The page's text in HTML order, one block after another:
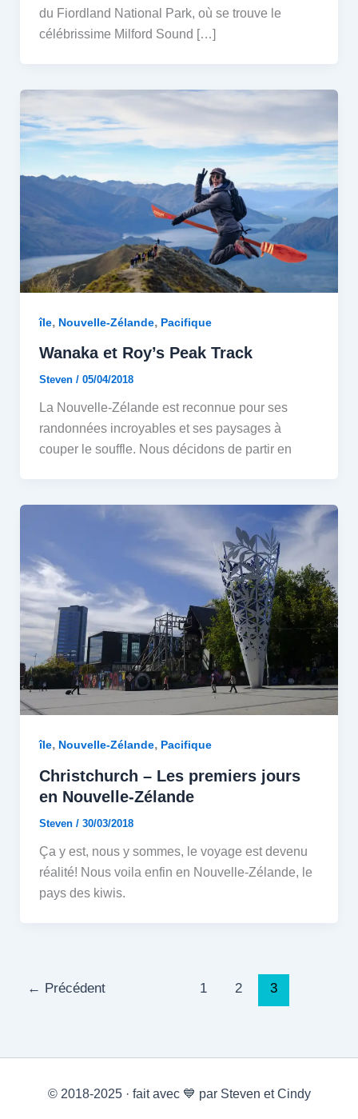
du Fiordland National Park, où se trouve le
célébrissime Milford Sound […]
île, Nouvelle-Zélande, Pacifique
Wanaka et Roy’s Peak Track
Steven / 05/04/2018
La Nouvelle-Zélande est reconnue pour ses
randonnées incroyables et ses paysages à
couper le souffle. Nous décidons de partir en
île, Nouvelle-Zélande, Pacifique
Christchurch – Les premiers jours
en Nouvelle-Zélande
Steven / 30/03/2018
Ça y est, nous y sommes, le voyage est devenu
réalité! Nous voila enfin en Nouvelle-Zélande, le
pays des kiwis.
← Précédent 1 2 3
© 2018-2025 · fait avec 💙 par Steven et Cindy